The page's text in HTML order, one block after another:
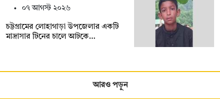
০৭ আগস্ট ২০২৬
চট্টগ্রামের লোহাগাড়া উপজেলার একটি
মাদ্রাসার টিনের চালে আটকে…
আরও পড়ুন